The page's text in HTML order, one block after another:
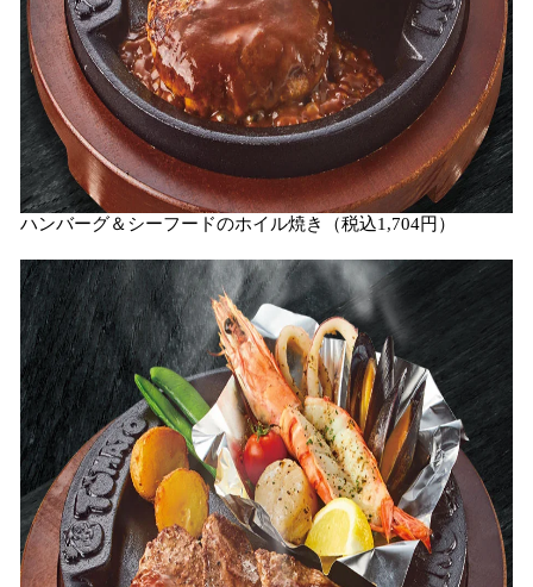
ハンバーグ＆シーフードのホイル焼き（税込1,704円）